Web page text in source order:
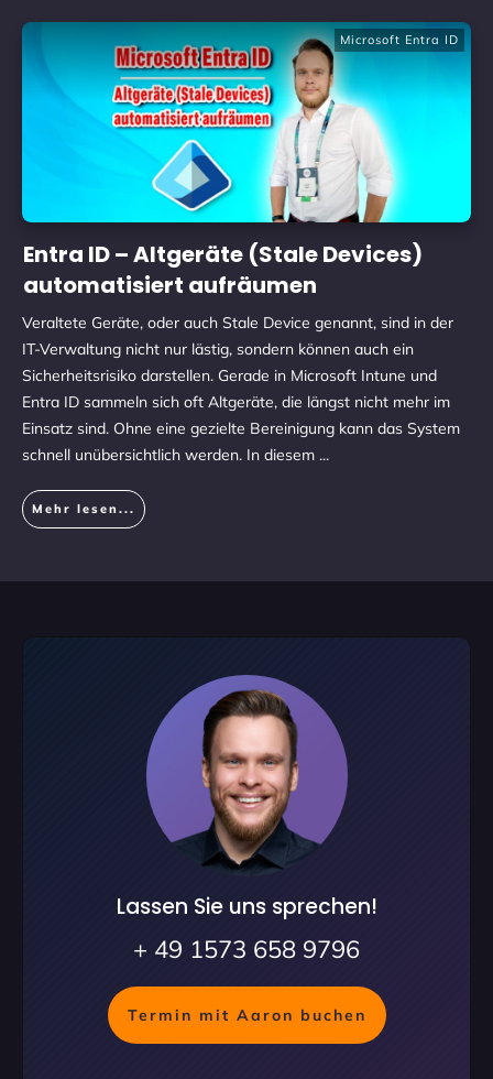
Microsoft Entra ID
Entra ID – Altgeräte (Stale Devices)
automatisiert aufräumen
Veraltete Geräte, oder auch Stale Device genannt, sind in der
IT-Verwaltung nicht nur lästig, sondern können auch ein
Sicherheitsrisiko darstellen. Gerade in Microsoft Intune und
Entra ID sammeln sich oft Altgeräte, die längst nicht mehr im
Einsatz sind. Ohne eine gezielte Bereinigung kann das System
schnell unübersichtlich werden. In diesem ...
Mehr lesen...
Lassen Sie uns sprechen!
+ 49 1573 658 9796
Termin mit Aaron buchen